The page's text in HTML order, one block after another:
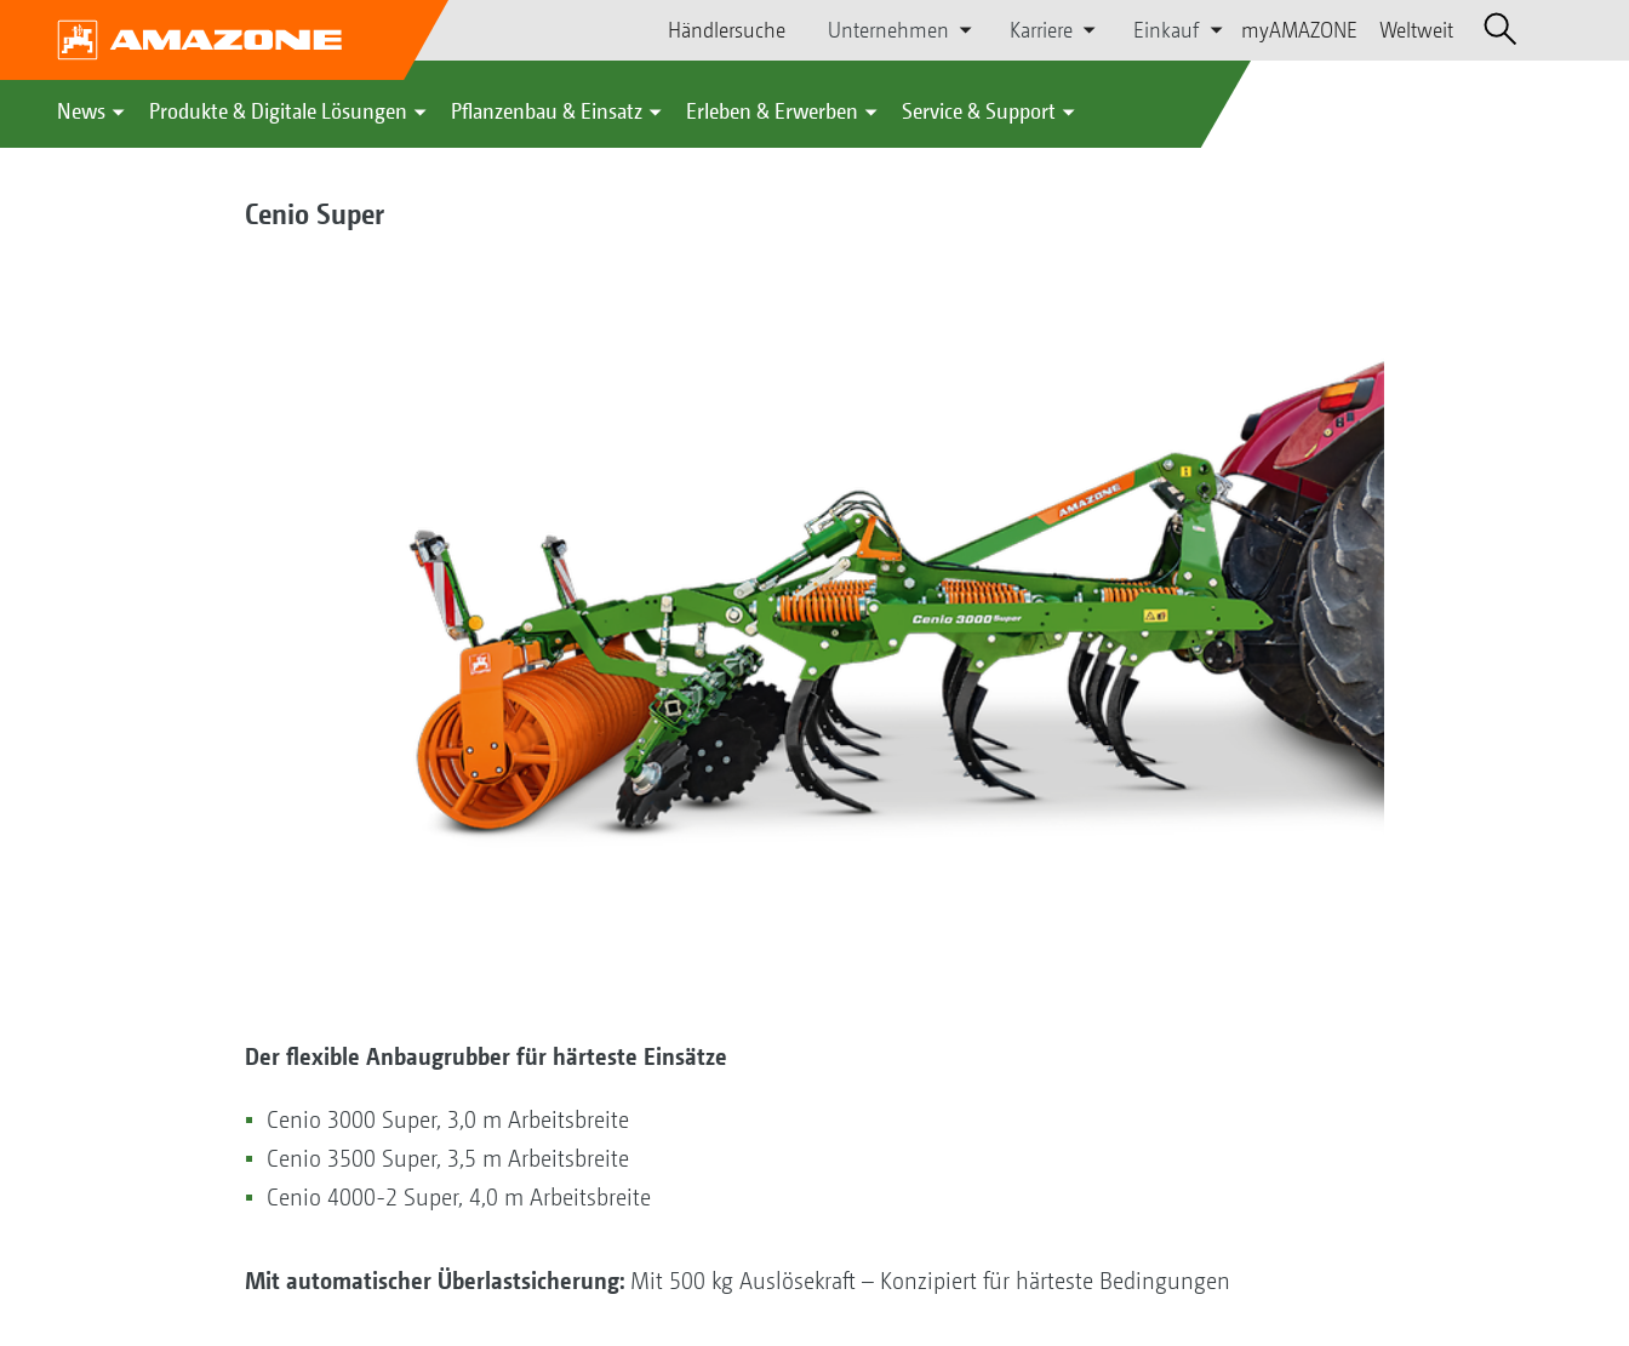
Händlersuche Unternehmen Karriere Einkauf myAMAZONE Weltweit
News Produkte & Digitale Lösungen Pflanzenbau & Einsatz Erleben & Erwerben Service & Support
Cenio Super
Der flexible Anbaugrubber für härteste Einsätze
Cenio 3000 Super, 3,0 m Arbeitsbreite
Cenio 3500 Super, 3,5 m Arbeitsbreite
Cenio 4000-2 Super, 4,0 m Arbeitsbreite
Mit automatischer Überlastsicherung:Mit 500 kg Auslösekraft – Konzipiert für härteste Bedingungen